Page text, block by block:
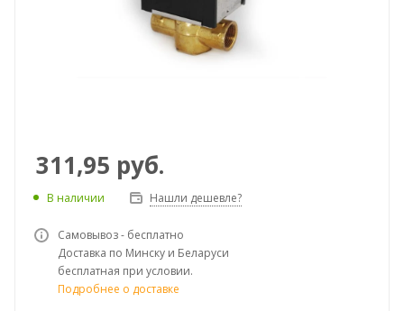
311,95 руб.
В наличии Нашли дешевле?
Самовывоз - бесплатно
Доставка по Минску и Беларуси
бесплатная при условии.
Подробнее о доставке